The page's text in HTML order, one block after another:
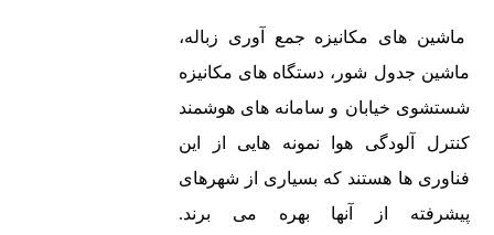
ماشین های مکانیزه جمع آوری زباله،
ماشین جدول شور، دستگاه های مکانیزه
شستشوی خیابان و سامانه های هوشمند
کنترل آلودگی هوا نمونه هایی از این
فناوری ها هستند که بسیاری از شهرهای
پیشرفته از آنها بهره می برند.
اصفهان، سه
راه فرودگاه،
1کیلومتر بعد
از پایانه
نوع از
انواع تخلیه
در کمپرس
سازی!
دی 13,
1404